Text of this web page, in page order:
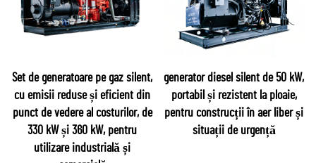
Set de generatoare pe gaz silent,
cu emisii reduse și eficient din
punct de vedere al costurilor, de
330 kW și 360 kW, pentru
utilizare industrială și
generator diesel silent de 50 kW,
portabil și rezistent la ploaie,
pentru construcții în aer liber și
situații de urgență